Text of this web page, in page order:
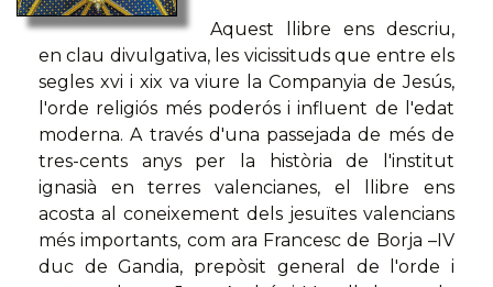
Aquest llibre ens descriu,
en clau divulgativa, les vicissituds que entre els
segles xvi i xix va viure la Companyia de Jesús,
l'orde religiós més poderós i influent de l'edat
moderna. A través d'una passejada de més de
tres-cents anys per la història de l'institut
ignasià en terres valencianes, el llibre ens
acosta al coneixement dels jesuïtes valencians
més importants, com ara Francesc de Borja –IV
duc de Gandia, prepòsit general de l'orde i